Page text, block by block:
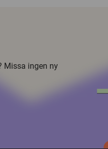
Missa ingen ny